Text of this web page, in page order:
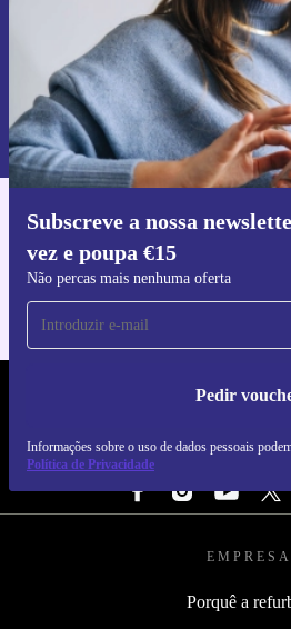
Subscreve a nossa
vez e poupa €15
Não percas mais nenhuma oferta
Pedir
Informações sobre o uso de dados pessoais
Política de Privacidade
Pedir
Informações sobre o uso de dados
nossa
Política de Privacidade.
Faz o download
Para iOS e Android
REFURBED PORTUGAL
SEGUE-
EMPRESA
Porquê a